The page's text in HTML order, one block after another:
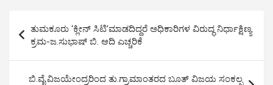
o
k
r
p
p
I
n
a
m
navigation
ತುಮಕೂರು ‘ಕ್ಲೀನ್ ಸಿಟಿ’ಮಾಡದಿದ್ದರೆ ಅಧಿಕಾರಿಗಳ ವಿರುದ್ಧ ನಿರ್ಧಾಕ್ಷಿಣ್ಯ
ಕ್ರಮ-ಜ.ಸುಭಾಷ್ ಬಿ. ಆದಿ ಎಚ್ಚರಿಕೆ
ಬಿ.ವೈ.ವಿಜಯೇಂದ್ರರಿಂದ ತು.ಗ್ರಾಮಾಂತರದ ಬೂತ್ ವಿಜಯ ಸಂಕಲ್ಪ